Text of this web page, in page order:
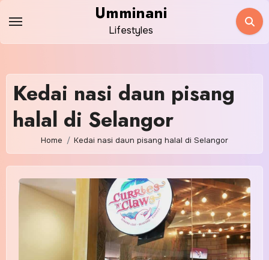
content
Umminani
Lifestyles
Kedai nasi daun pisang
halal di Selangor
Home Kedai nasi daun pisang halal di Selangor